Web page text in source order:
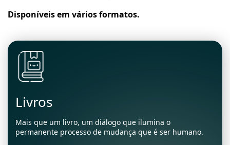
Disponíveis em vários formatos.
Livros
Mais que um livro, um diálogo que ilumina o
permanente processo de mudança que é ser humano.